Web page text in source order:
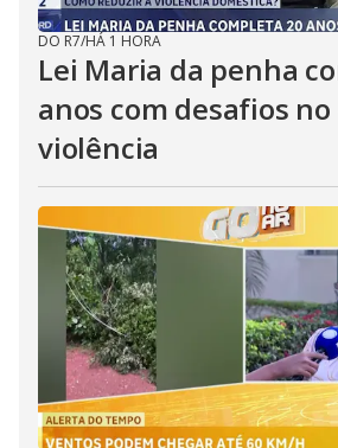
DO R7/HÁ 1 HORA
Lei Maria da penha
anos com desafios
violência